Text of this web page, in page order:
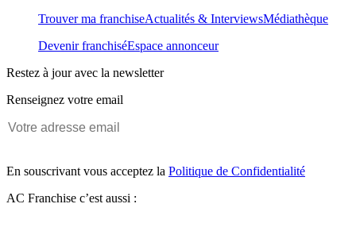
Trouver ma franchiseActualités & InterviewsMédiathèque
Devenir franchiséEspace annonceur
Restez à jour avec la newsletter
Renseignez votre email
En souscrivant vous acceptez la Politique de Confidentialité
AC Franchise c’est aussi :